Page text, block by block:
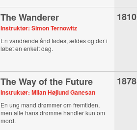
The Wanderer
Instruktør: Simon Ternowitz
En vandrende ånd fødes, ældes og dør i
løbet en enkelt dag.
1810
The Way of the Future
Instruktør: Milan Højlund Ganesan
En ung mand drømmer om fremtiden,
men alle hans drømme handler kun om
mord.
1878